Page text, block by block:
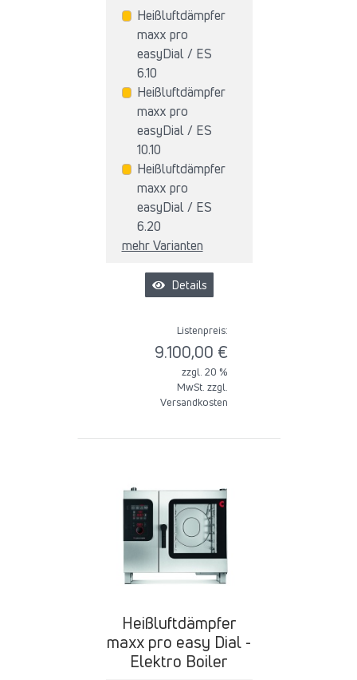
Heißluftdämpfer
maxx pro
easyDial / ES
6.10
Heißluftdämpfer
maxx pro
easyDial / ES
10.10
Heißluftdämpfer
maxx pro
easyDial / ES
6.20
mehr Varianten
Details
Listenpreis:
9.100,00 €
zzgl. 20 %
MwSt. zzgl.
Versandkosten
Heißluftdämpfer
maxx pro easy Dial -
Elektro Boiler